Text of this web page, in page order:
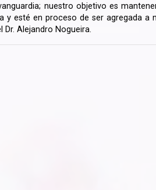
nuestro objetivo es
y esté en proceso de ser agregada
Dr. Alejandro Nogueira.